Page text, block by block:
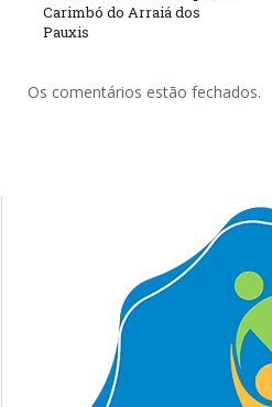
Carimbó do Arraiá dos
Pauxis
Os comentários estão fechados.